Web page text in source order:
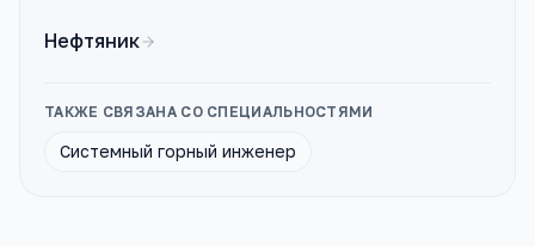
Нефтяник
ТАКЖЕ СВЯЗАНА СО СПЕЦИАЛЬНОСТЯМИ
Системный горный инженер